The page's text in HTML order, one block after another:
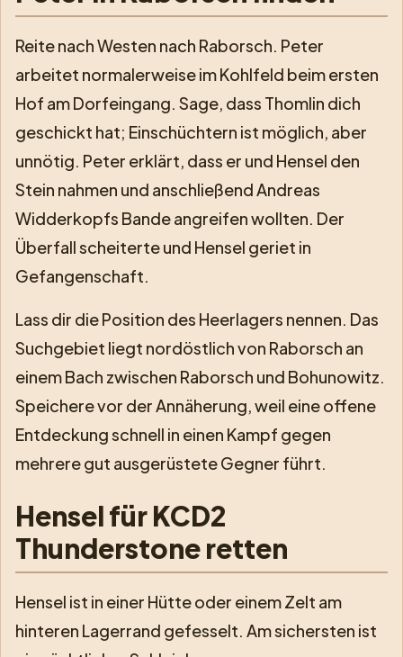
Reite nach Westen nach Raborsch. Peter
arbeitet normalerweise im Kohlfeld beim ersten
Hof am Dorfeingang. Sage, dass Thomlin dich
geschickt hat; Einschüchtern ist möglich, aber
unnötig. Peter erklärt, dass er und Hensel den
Stein nahmen und anschließend Andreas
Widderkopfs Bande angreifen wollten. Der
Überfall scheiterte und Hensel geriet in
Gefangenschaft.
Lass dir die Position des Heerlagers nennen. Das
Suchgebiet liegt nordöstlich von Raborsch an
einem Bach zwischen Raborsch und Bohunowitz.
Speichere vor der Annäherung, weil eine offene
Entdeckung schnell in einen Kampf gegen
mehrere gut ausgerüstete Gegner führt.
Hensel für KCD2
Thunderstone retten
Hensel ist in einer Hütte oder einem Zelt am
hinteren Lagerrand gefesselt. Am sichersten ist